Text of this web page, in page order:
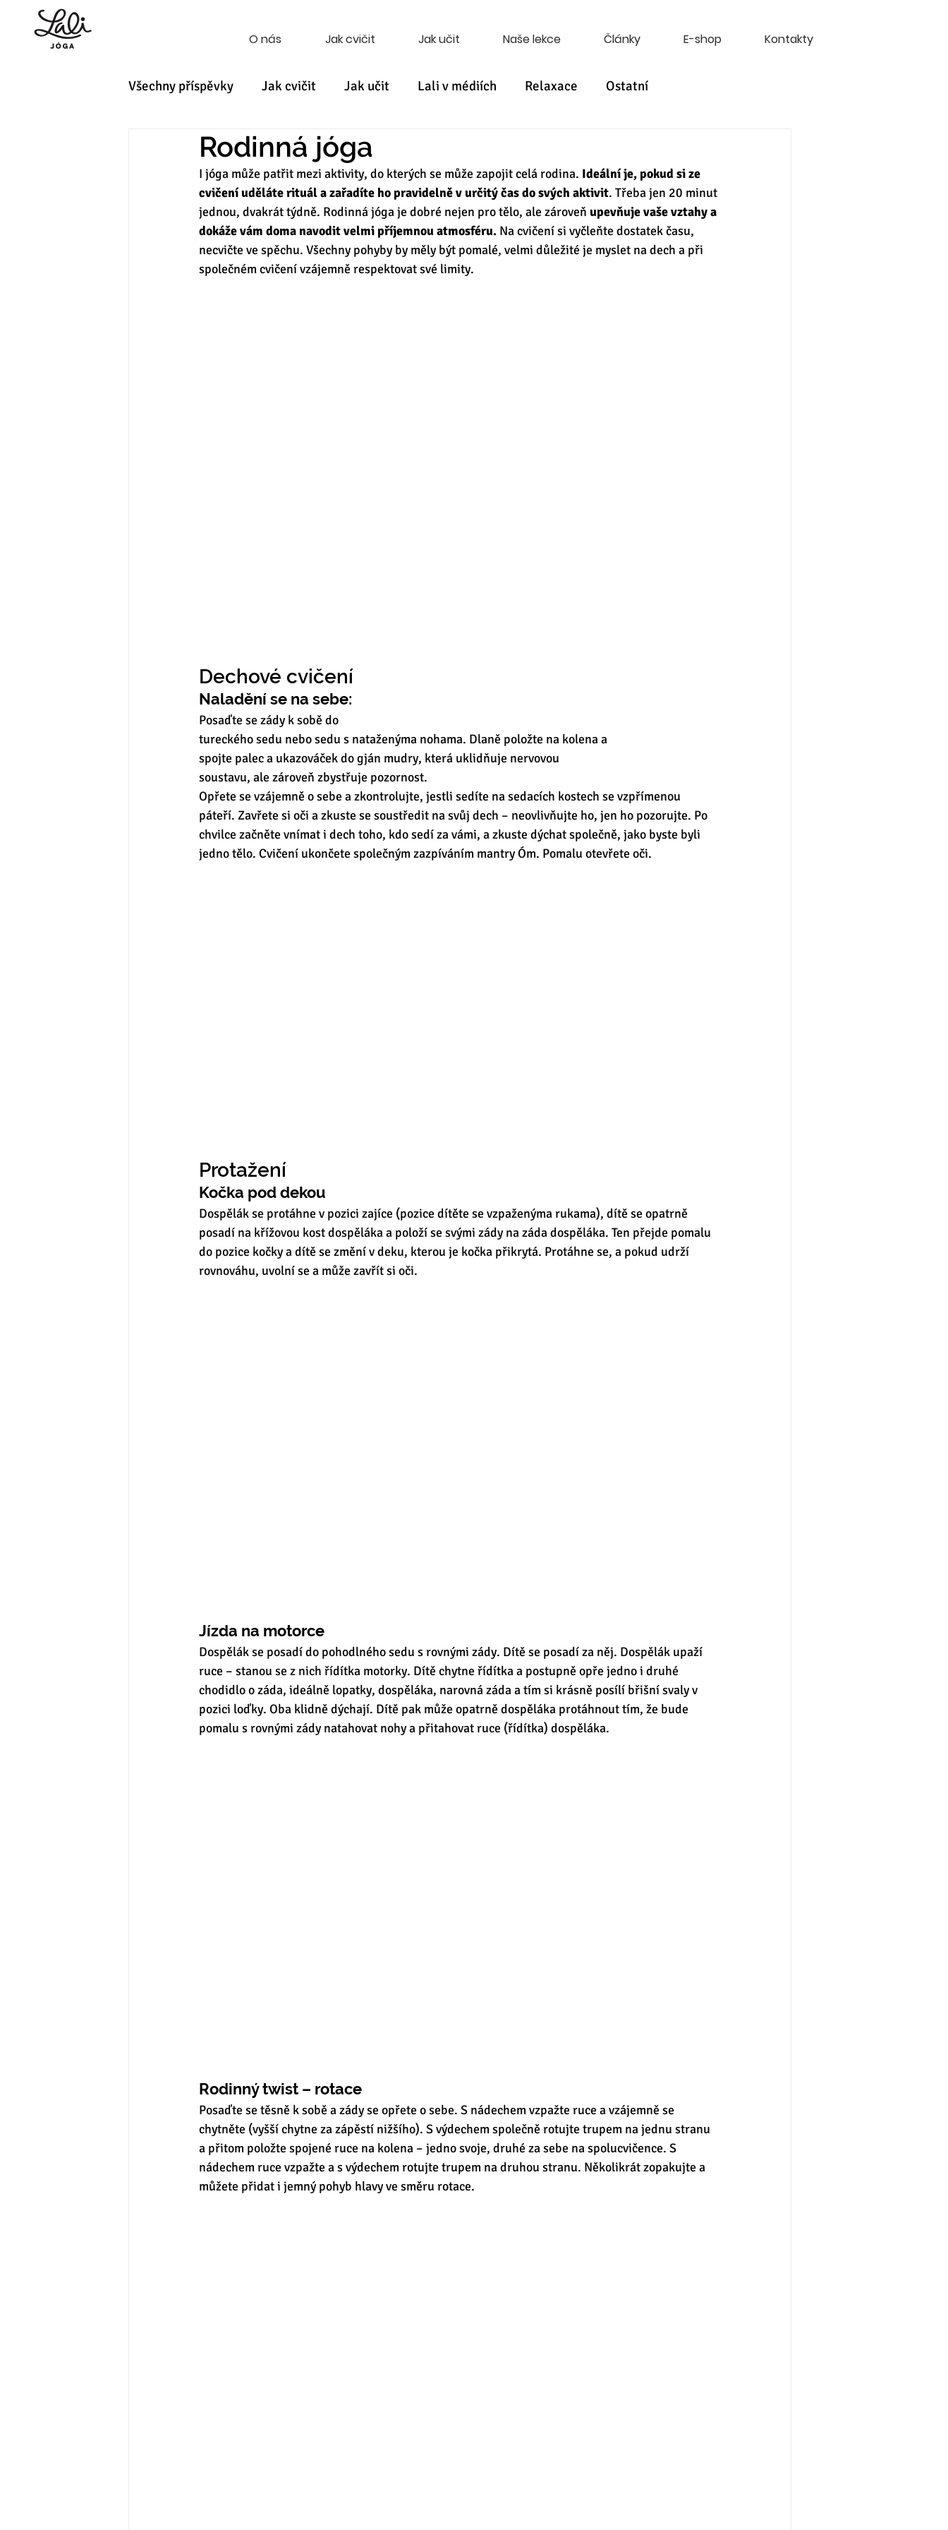
O nás Jak cvičit Jak učit Naše lekce Články E-shop Kontakty
Všechny příspěvky Jak cvičit Jak učit Lali v médiích Relaxace Ostatní
Rodinná jóga
I jóga může patřit mezi aktivity, do kterých se může zapojit celá rodina. Ideální je, pokud si ze
cvičení uděláte rituál a zařadíte ho pravidelně v určitý čas do svých aktivit. Třeba jen 20 minut
jednou, dvakrát týdně. Rodinná jóga je dobré nejen pro tělo, ale zároveň upevňuje vaše vztahy a
dokáže vám doma navodit velmi příjemnou atmosféru. Na cvičení si vyčleňte dostatek času,
necvičte ve spěchu. Všechny pohyby by měly být pomalé, velmi důležité je myslet na dech a při
společném cvičení vzájemně respektovat své limity.
Dechové cvičení
Naladění se na sebe:
Posaďte se zády k sobě do
tureckého sedu nebo sedu s nataženýma nohama. Dlaně položte na kolena a
spojte palec a ukazováček do gján mudry, která uklidňuje nervovou
soustavu, ale zároveň zbystřuje pozornost.
Opřete se vzájemně o sebe a zkontrolujte, jestli sedíte na sedacích kostech se vzpřímenou
páteří. Zavřete si oči a zkuste se soustředit na svůj dech – neovlivňujte ho, jen ho pozorujte. Po
chvilce začněte vnímat i dech toho, kdo sedí za vámi, a zkuste dýchat společně, jako byste byli
jedno tělo. Cvičení ukončete společným zazpíváním mantry Óm. Pomalu otevřete oči.
Protažení
Kočka pod dekou
Dospělák se protáhne v pozici zajíce (pozice dítěte se vzpaženýma rukama), dítě se opatrně
posadí na křížovou kost dospěláka a položí se svými zády na záda dospěláka. Ten přejde pomalu
do pozice kočky a dítě se změní v deku, kterou je kočka přikrytá. Protáhne se, a pokud udrží
rovnováhu, uvolní se a může zavřít si oči.
Jízda na motorce
Dospělák se posadí do pohodlného sedu s rovnými zády. Dítě se posadí za něj. Dospělák upaží
ruce – stanou se z nich řídítka motorky. Dítě chytne řídítka a postupně opře jedno i druhé
chodidlo o záda, ideálně lopatky, dospěláka, narovná záda a tím si krásně posílí břišní svaly v
pozici loďky. Oba klidně dýchají. Dítě pak může opatrně dospěláka protáhnout tím, že bude
pomalu s rovnými zády natahovat nohy a přitahovat ruce (řídítka) dospěláka.
Rodinný twist – rotace
Posaďte se těsně k sobě a zády se opřete o sebe. S nádechem vzpažte ruce a vzájemně se
chytněte (vyšší chytne za zápěstí nižšího). S výdechem společně rotujte trupem na jednu stranu
a přitom položte spojené ruce na kolena – jedno svoje, druhé za sebe na spolucvičence. S
nádechem ruce vzpažte a s výdechem rotujte trupem na druhou stranu. Několikrát zopakujte a
můžete přidat i jemný pohyb hlavy ve směru rotace.